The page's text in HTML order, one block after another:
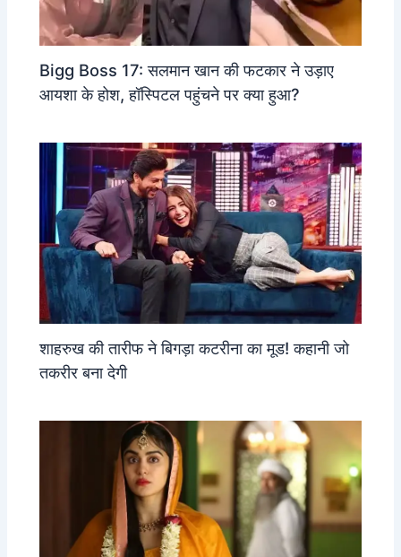
Bigg Boss 17: सलमान खान की फटकार ने उड़ाए
आयशा के होश, हॉस्पिटल पहुंचने पर क्या हुआ?
शाहरुख की तारीफ ने बिगड़ा कटरीना का मूड! कहानी जो
तकरीर बना देगी